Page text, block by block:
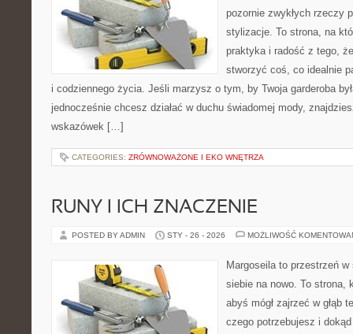
pozornie zwykłych rzeczy
stylizacje. To strona, na
praktyka i radość z tego,
stworzyć coś, co idealnie
i codziennego życia. Jeśli marzysz o tym, by Twoja garderoba
jednocześnie chcesz działać w duchu świadomej mody,
wskazówek […]
CATEGORIES: ZRÓWNOWAŻONE I EKO WNĘTRZA
RUNY I ICH ZNACZENIE
POSTED BY ADMIN STY - 26 - 2026 MOŻLIWOŚĆ
Margoseila to przestrzeń
siebie na nowo. To strona,
abyś mógł zajrzeć w głąb
czego potrzebujesz i